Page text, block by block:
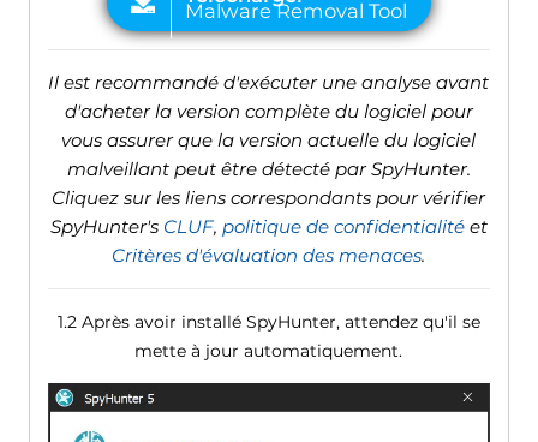
Il est recommandé d'exécuter une analyse avant
d'acheter la version complète du logiciel pour
vous assurer que la version actuelle du logiciel
malveillant peut être détecté par SpyHunter.
Cliquez sur les liens correspondants pour vérifier
SpyHunter's CLUF, politique de confidentialitéet
Critères d'évaluation des menaces.
1.2 Après avoir installé SpyHunter, attendez qu'il se
mette à jour automatiquement.